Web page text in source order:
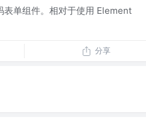
单组件。相对于使用 Element
分享